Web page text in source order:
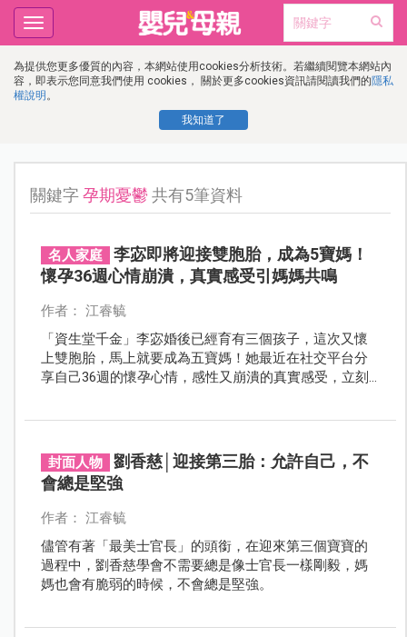
為提供您更多優質的內容，本網站使用cookies分析技術。若繼續閱覽本網站內
容，即表示您同意我們使用 cookies， 關於更多cookies資訊請閱讀我們的隱私
權說明 。
我知道了
Toggle
navigation
關鍵字孕期憂鬱 共有5筆資料
名人家庭
李宓即將迎接雙胞胎，成為5寶媽！
懷孕36週心情崩潰，真實感受引媽媽共鳴
作者： 江睿毓
「資生堂千金」李宓婚後已經育有三個孩子，這次又懷
上雙胞胎，馬上就要成為五寶媽！她最近在社交平台分
享自己36週的懷孕心情，感性又崩潰的真實感受，立刻
封面人物
劉香慈│迎接第三胎：允許自己，不
會總是堅強
作者： 江睿毓
儘管有著「最美士官長」的頭銜，在迎來第三個寶寶的
過程中，劉香慈學會不需要總是像士官長一樣剛毅，媽
媽也會有脆弱的時候，不會總是堅強。